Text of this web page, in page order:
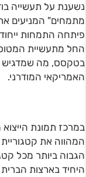
מתמחים" המניעים
פיתחה התמחות
החל מתעשיית
בטקסס, מה שמדגיש
האמריקאי המודרני.
במרכז תמונת
הגבוה ביותר מכל
היחיד בארצות